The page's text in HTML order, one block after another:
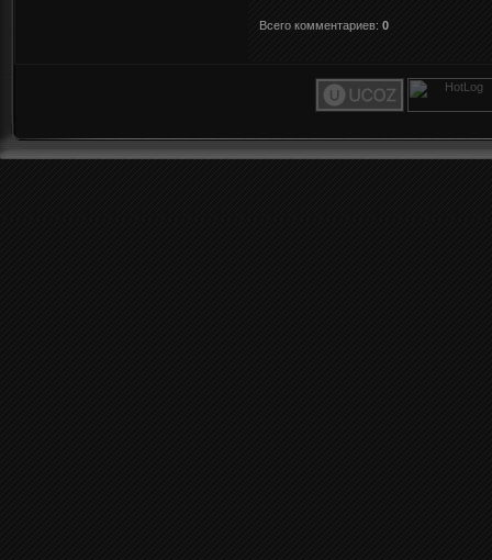
Всего комментариев: 0